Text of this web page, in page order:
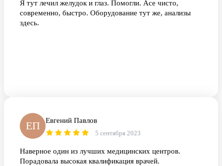
Я тут лечил желудок и глаз. Помогли. Асе чисто,
современно, быстро. Оборудование тут же, анализы
здесь.
ЕП Евгений Павлов
5 сентября 2023
Наверное один из лучших медицинских центров.
Порадовала высокая квалификация врачей.